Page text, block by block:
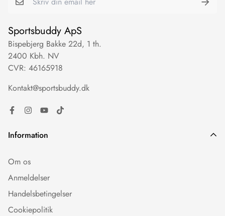
Sportsbuddy ApS
Bispebjerg Bakke 22d, 1 th.
2400 Kbh. NV
CVR: 46165918
Kontakt@sportsbuddy.dk
Information
Om os
Anmeldelser
Handelsbetingelser
Cookiepolitik